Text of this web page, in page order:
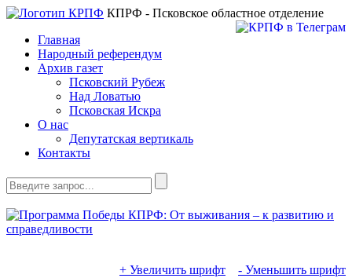
КПРФ - Псковское областное отделение
Главная
Народный референдум
Архив газет
Псковский Рубеж
Над Ловатью
Псковская Искра
О нас
Депутатская вертикаль
Контакты
+ Увеличить шрифт - Уменьшить шрифт